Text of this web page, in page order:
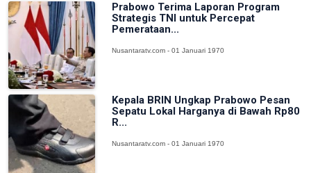
Prabowo Terima Laporan Program
Strategis TNI untuk Percepat
Pemerataan...
Nusantaratv.com - 01 Januari 1970
Kepala BRIN Ungkap Prabowo Pesan
Sepatu Lokal Harganya di Bawah Rp80
R...
Nusantaratv.com - 01 Januari 1970